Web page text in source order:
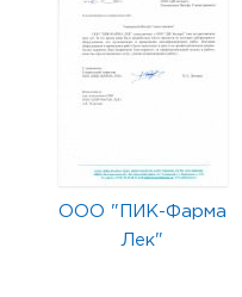
ООО "ПИК-Фарма
Лек"